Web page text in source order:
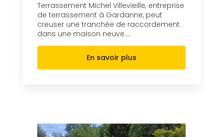
Terrassement Michel Villevieille, entreprise
de terrassement à Gardanne, peut
creuser une tranchée de raccordement
dans une maison neuve....
En savoir plus